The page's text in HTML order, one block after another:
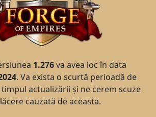
1.276va avea loc în data
. Va exista o scurtă perioadă de
actualizării și ne cerem scuze
cauzată de aceasta.